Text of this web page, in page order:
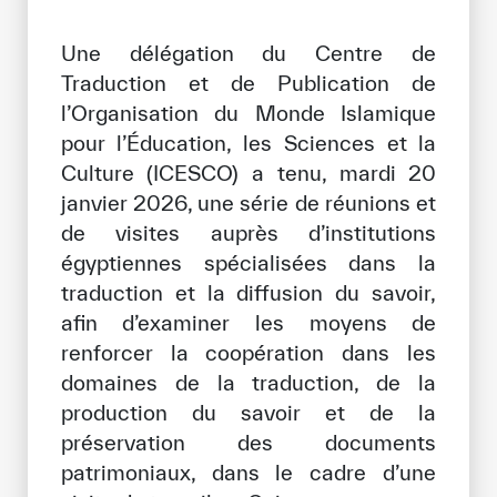
Actualités et événements
Communiqués de presse
Événements
Réseaux Sociaux de l’ICESCO
Contact
Contact
Bureaux de l’ICESCO
S’engager
Notre méthode de travail
S’engager
Une délégation du Centre de
Traduction et de Publication de
l’Organisation du Monde Islamique
pour l’Éducation, les Sciences et la
Culture (ICESCO) a tenu, mardi 20
janvier 2026, une série de réunions et
de visites auprès d’institutions
égyptiennes spécialisées dans la
traduction et la diffusion du savoir,
afin d’examiner les moyens de
renforcer la coopération dans les
domaines de la traduction, de la
production du savoir et de la
préservation des documents
patrimoniaux, dans le cadre d’une